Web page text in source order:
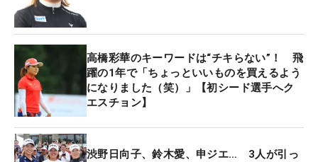
的なアドバイスが実戦で役立ち、迷いもなくなり前
向きなプレーができるようになったことだと思いま
す。これからはコーチとのマッチングがもっとクロ
ーズアップされるのかなと感じました。以前は『強
い選手が強い人を育てる』ということが多かった。
もちろん、今でもそういう構図もありますが、クラ
チングの重要性みたいなものも感じますよね。
高橋彩華のキーワードは“チキらない”！ 飛
躍の1年で「ちょっといいものを買えるよう
になりました（笑）」【初シード選手へク
エスチョン】
渋野日向子、鈴木愛、申ジエ… 3人が引っ